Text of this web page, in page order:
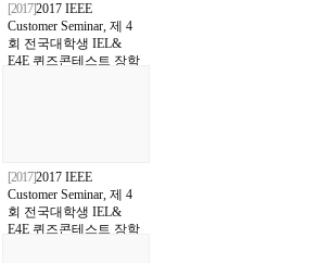
[2017]2017 IEEE
Customer Seminar, 제 4
회 전국대학생 IEL&
E4E 퀴즈콘테스트 장학
[2017]2017 IEEE
Customer Seminar, 제 4
회 전국대학생 IEL&
E4E 퀴즈콘테스트 장학